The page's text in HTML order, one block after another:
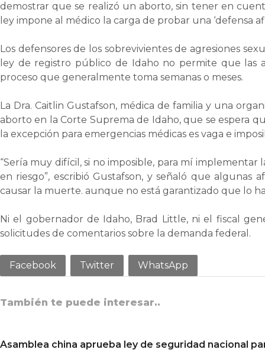
demostrar que se realizó un aborto, sin tener en
ley impone al médico la carga de probar una ‘defensa
Los defensores de los sobrevivientes de agresiones
ley de registro público de Idaho no permite que las
proceso que generalmente toma semanas o meses.
La Dra. Caitlin Gustafson, médica de familia y una
aborto en la Corte Suprema de Idaho, que se espera
la excepción para emergencias médicas es vaga e
“Sería muy difícil, si no imposible, para mí
en riesgo”, escribió Gustafson, y señaló que algunas
causar la muerte. aunque no está garantizado que lo
Ni el gobernador de Idaho, Brad Little, ni el fiscal
solicitudes de comentarios sobre la demanda federal.
Facebook Twitter WhatsApp
También te puede interesar..
Asamblea china aprueba ley de seguridad nacional